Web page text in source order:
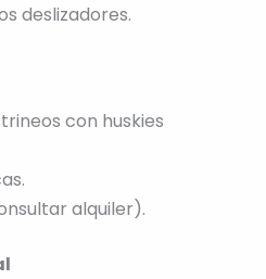
deslizadores.
con huskies
alquiler).